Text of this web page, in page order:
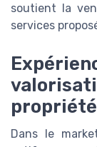
soutient la
services
Dans le